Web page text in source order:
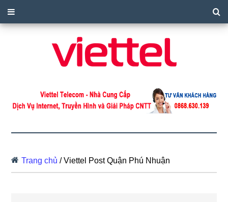
Trang chủ /Viettel Post Quận Phú Nhuận